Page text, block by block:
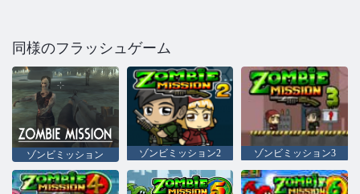
同様のフラッシュゲーム
ゾンビミッション ゾンビミッション2 ゾンビミッション3